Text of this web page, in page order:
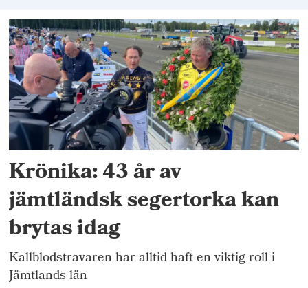
Krönika: 43 år av
jämtländsk segertorka kan
brytas idag
Kallblodstravaren har alltid haft en viktig roll i
Jämtlands län